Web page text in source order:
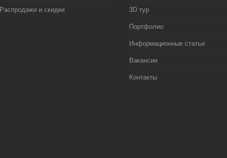
Распродажи и скидки 3D тур
Портфолио
Информационные статьи
Вакансии
Контакты